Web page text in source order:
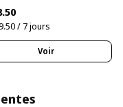
/ 7 jours
Voir